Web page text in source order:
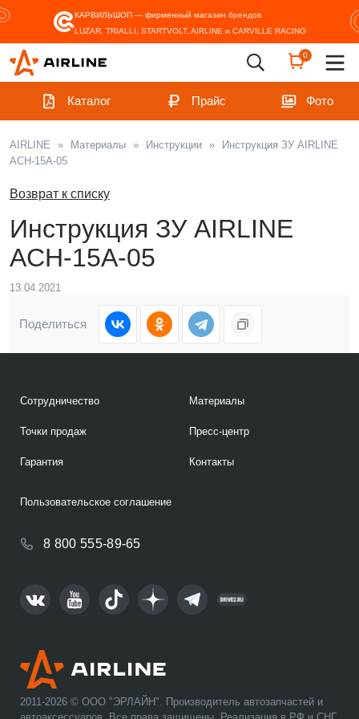
КАРВИЛЬШОП — фирменный магазин брендов
LUZAR, TRIALLI, STARTVOLT, AIRLINE и CARVILLE RACING
0
Каталог Прайс Фото
AIRLINE » Материалы » Инструкции »
Инструкция ЗУ AIRLINE
ACH-15A-05
Возврат к списку
Инструкция ЗУ AIRLINE
ACH-15A-05
13.04.2021
Поделиться
2011-2026 © ООО "ЭРЛАЙН". Производитель автозапчастей и
автоаксессуаров. Все права защищены. Реализация в РФ и СНГ.
Сотрудничество
Точки продаж
Гарантия
Материалы
Пресс-центр
Контакты
8 800 555-89-65
Пользовательское соглашение